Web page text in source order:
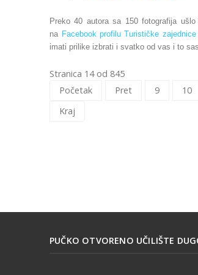
Preko 40 autora sa 150 fotografija
na Facebook profilu Turističke
imati prilike izbrati i svatko od vas i to
Stranica 14 od 845
Početak
Pret 9 10
Kraj
PUČKO OTVORENO UČILIŠTE